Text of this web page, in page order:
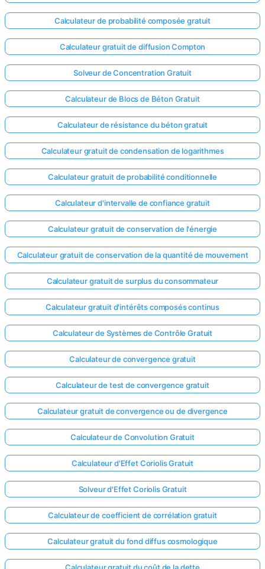
Calculateur de probabilité composée gratuit
Calculateur gratuit de diffusion Compton
Solveur de Concentration Gratuit
Calculateur de Blocs de Béton Gratuit
Calculateur de résistance du béton gratuit
Calculateur gratuit de condensation de logarithmes
Calculateur gratuit de probabilité conditionnelle
Calculateur d'intervalle de confiance gratuit
Calculateur gratuit de conservation de l'énergie
Calculateur gratuit de conservation de la quantité de mouvement
Calculateur gratuit de surplus du consommateur
Calculateur gratuit d'intérêts composés continus
Calculateur de Systèmes de Contrôle Gratuit
Calculateur de convergence gratuit
Calculateur de test de convergence gratuit
Calculateur gratuit de convergence ou de divergence
Calculateur de Convolution Gratuit
Calculateur d'Effet Coriolis Gratuit
Solveur d'Effet Coriolis Gratuit
Calculateur de coefficient de corrélation gratuit
Calculateur gratuit du fond diffus cosmologique
Calculateur gratuit du coût de la dette